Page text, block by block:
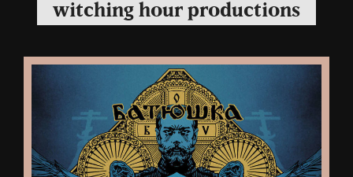
witching hour productions